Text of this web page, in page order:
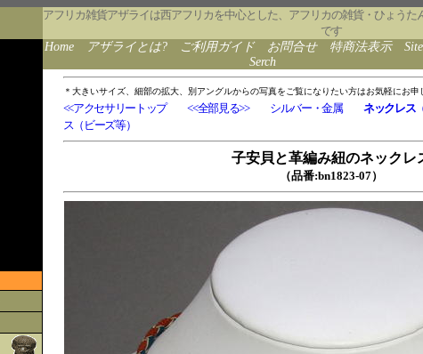
アフリカ雑貨アザライは西アフリカを中心とした、アフリカの雑貨・ひょう
です
Home
アザライとは? ご利用ガイド お問合せ 特商法表示
Serch
＊大きいサイズ、細部の拡大、別アングルからの写真をご覧になりたい方はお気軽にお申
<<アクセサリートップ <<全部見る>> シルバー・金属
ネックレス
ス（ビーズ等）
子安貝と革編み紐のネックレ
（品番:bn1823-07）